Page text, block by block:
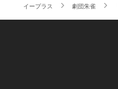
イープラス 劇団朱雀